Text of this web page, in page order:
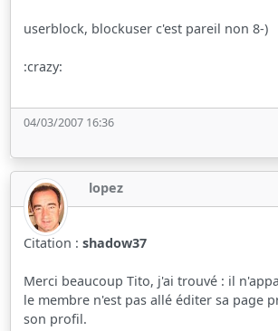
userblock, blockuser c'est pareil non 8-)
:crazy:
04/03/2007 16:36
lopez
Citation :shadow37
Merci beaucoup Tito, j'ai trouvé : il
le membre n'est pas allé éditer sa page
son profil.